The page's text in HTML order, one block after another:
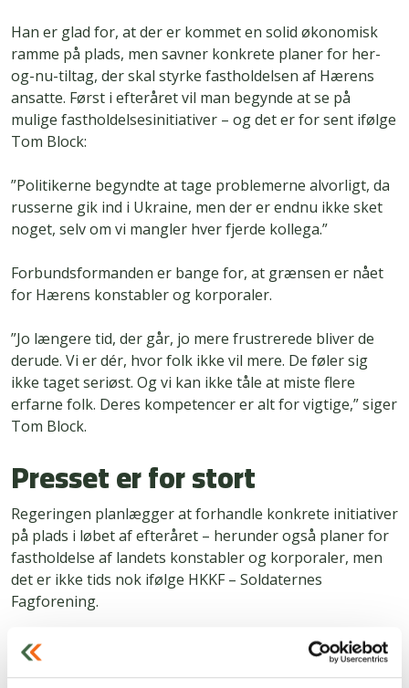
Han er glad for, at der er kommet en solid økonomisk
ramme på plads, men savner konkrete planer for her-
og-nu-tiltag, der skal styrke fastholdelsen af Hærens
ansatte. Først i efteråret vil man begynde at se på
mulige fastholdelsesinitiativer – og det er for sent ifølge
Tom Block:
”Politikerne begyndte at tage problemerne alvorligt, da
russerne gik ind i Ukraine, men der er endnu ikke sket
noget, selv om vi mangler hver fjerde kollega.”
Forbundsformanden er bange for, at grænsen er nået
for Hærens konstabler og korporaler.
”Jo længere tid, der går, jo mere frustrerede bliver de
derude. Vi er dér, hvor folk ikke vil mere. De føler sig
ikke taget seriøst. Og vi kan ikke tåle at miste flere
erfarne folk. Deres kompetencer er alt for vigtige,” siger
Tom Block.
Presset er for stort
Regeringen planlægger at forhandle konkrete initiativer
på plads i løbet af efteråret – herunder også planer for
fastholdelse af landets konstabler og korporaler, men
det er ikke tids nok ifølge HKKF – Soldaternes
Fagforening.
”Nogen vil mene, at efteråret er lige om hjørnet, men
det er sommeren 2024 også, hvor man vil sende mellem